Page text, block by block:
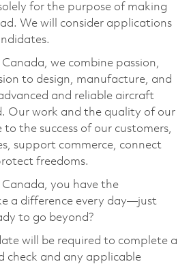
for the purpose of making
We will consider applications
we combine passion,
to design, manufacture, and
and reliable aircraft
Our work and the quality of our
the success of our customers,
support commerce, connect
freedoms.
you have the
a difference every day—just
to go beyond?
will be required to complete a
check and any applicable